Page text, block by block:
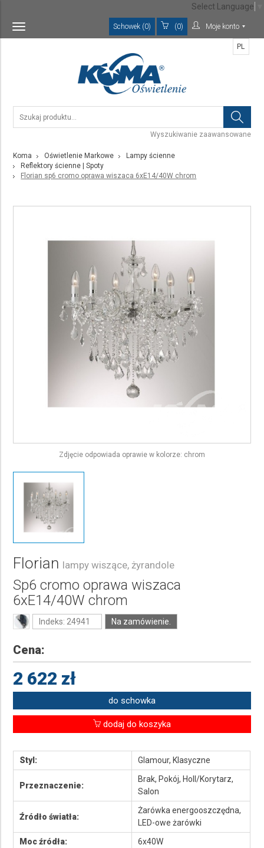
Toggle
navigation
Schowek (0) (0) Moje konto
Wyszukiwanie zaawansowane
PL
Koma Oświetlenie Markowe
Lampy ścienne
Reflektory ścienne | Spoty
Florian sp6 cromo oprawa wiszaca 6xE14/40W chrom
Zdjęcie odpowiada oprawie w kolorze: chrom
Florian lampy wiszące, żyrandole
Sp6 cromo oprawa wiszaca
6xE14/40W chrom
Indeks: 24941 Na zamówienie.
Cena:
2 622 zł
do schowka
dodaj do koszyka
Styl: Glamour, Klasyczne
Przeznaczenie:
Brak, Pokój, Holl/Korytarz,
Salon
Źródło światła:
Żarówka energooszczędna,
LED-owe żarówki
Moc źródła:
6x40W
Select Language